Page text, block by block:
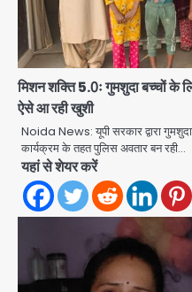
मिशन शक्ति 5.0ः गुमशुदा बच्चों के
ऐसे आ रही खुशी
Noida News: यूपी सरकार द्वारा
कार्यक्रम के तहत पुलिस अवतार बन रही…
यहां से शेयर करें